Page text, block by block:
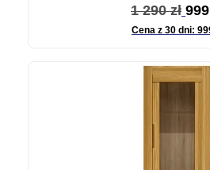
1 290zł
1
999
Cena z 30 dni: